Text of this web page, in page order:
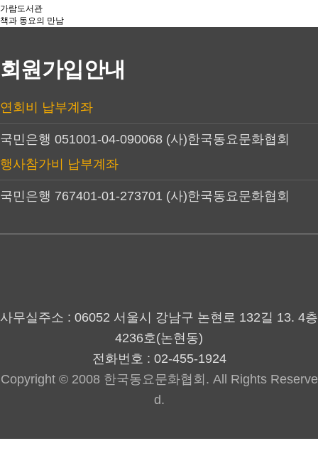
가람도서관
책과 동요의 만남
회원가입안내
연회비 납부계좌
국민은행 051001-04-090068 (사)한국동요문화협회
행사참가비 납부계좌
국민은행 767401-01-273701 (사)한국동요문화협회
사무실주소 : 06052 서울시 강남구 논현로 132길 13. 4층
4236호(논현동)
전화번호 : 02-455-1924
Copyright © 2008 한국동요문화협회. All Rights Reserve
d.